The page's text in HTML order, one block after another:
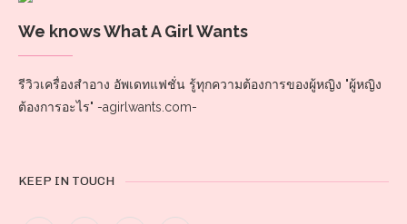
We knows What A Girl Wants
รีวิวเครื่องสำอาง อัพเดทแฟชั่น รู้ทุกความต้องการของผู้หญิง "ผู้หญิง
ต้องการอะไร" -agirlwants.com-
KEEP IN TOUCH